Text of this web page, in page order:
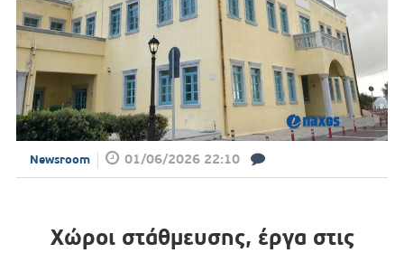
Newsroom 01/06/2026 22:10
Χώροι στάθμευσης, έργα στις